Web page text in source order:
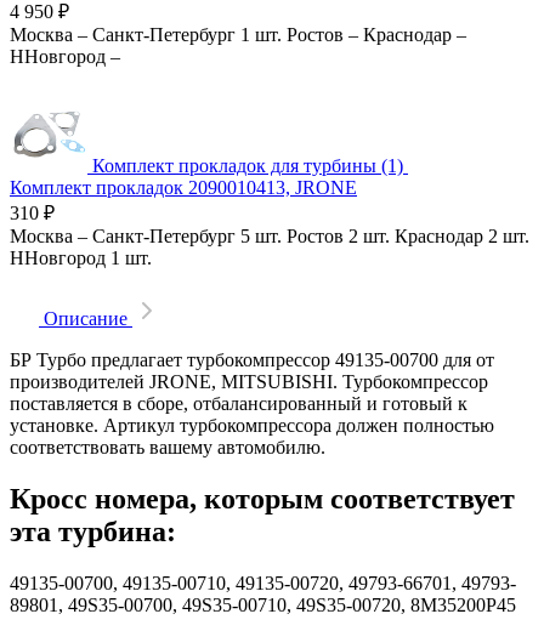
4 950 ₽
Москва – Санкт-Петербург 1 шт. Ростов – Краснодар –
ННовгород –
Комплект прокладок для турбины (1)
Комплект прокладок 2090010413, JRONE
310 ₽
Москва – Санкт-Петербург 5 шт. Ростов 2 шт. Краснодар 2 шт.
ННовгород 1 шт.
Описание
БР Турбо предлагает турбокомпрессор 49135-00700 для от
производителей JRONE, MITSUBISHI. Турбокомпрессор
поставляется в сборе, отбалансированный и готовый к
установке. Артикул турбокомпрессора должен полностью
соответствовать вашему автомобилю.
Кросс номера, которым соответствует
эта турбина:
49135-00700, 49135-00710, 49135-00720, 49793-66701, 49793-
89801, 49S35-00700, 49S35-00710, 49S35-00720, 8M35200P45